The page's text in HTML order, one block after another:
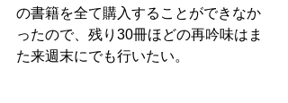
の書籍を全て購入することができなか
ったので、残り30冊ほどの再吟味はま
た来週末にでも行いたい。